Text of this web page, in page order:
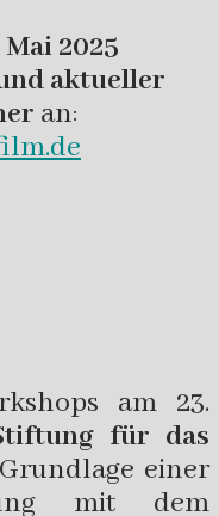
2025
aktueller
an:
am 23.
für das
einer
mit dem